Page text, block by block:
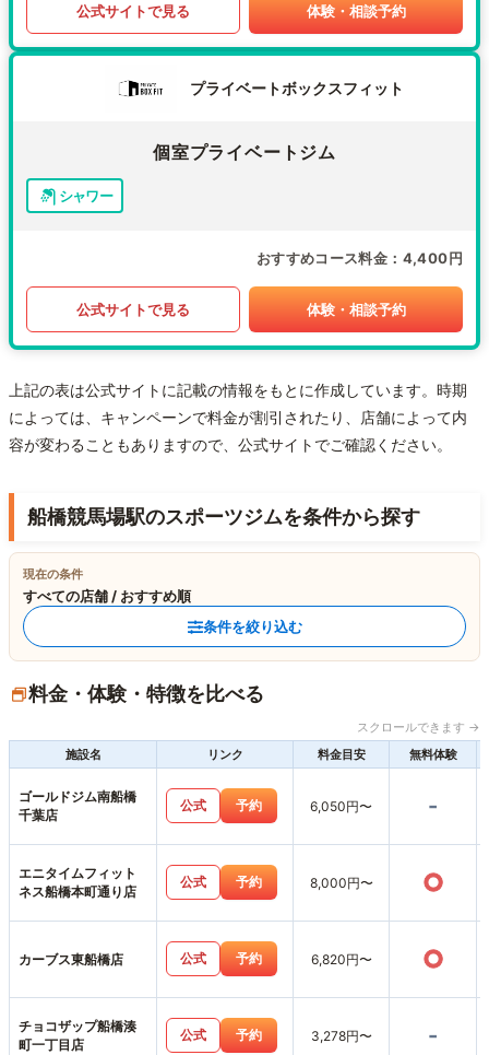
公式サイトで見る 体験・相談予約
プライベートボックスフィット
個室プライベートジム
シャワー
おすすめコース料金 4,400円
公式サイトで見る 体験・相談予約
上記の表は公式サイトに記載の情報をもとに作成しています。時期
によっては、キャンペーンで料金が割引されたり、店舗によって内
容が変わることもありますので、公式サイトでご確認ください。
船橋競馬場駅のスポーツジムを条件から探す
現在の条件
すべての店舗 / おすすめ順
条件を絞り込む
料金・体験・特徴を比べる
スクロールできます →
施設名
リンク 料金目安 無料体験
ゴールドジム南船橋
千葉店
公式 予約 6,050円〜 -
エニタイムフィット
ネス船橋本町通り店
公式 予約 8,000円〜 ○
カーブス東船橋店 公式 予約 6,820円〜 ○
チョコザップ船橋湊
町一丁目店
公式 予約 3,278円〜 -